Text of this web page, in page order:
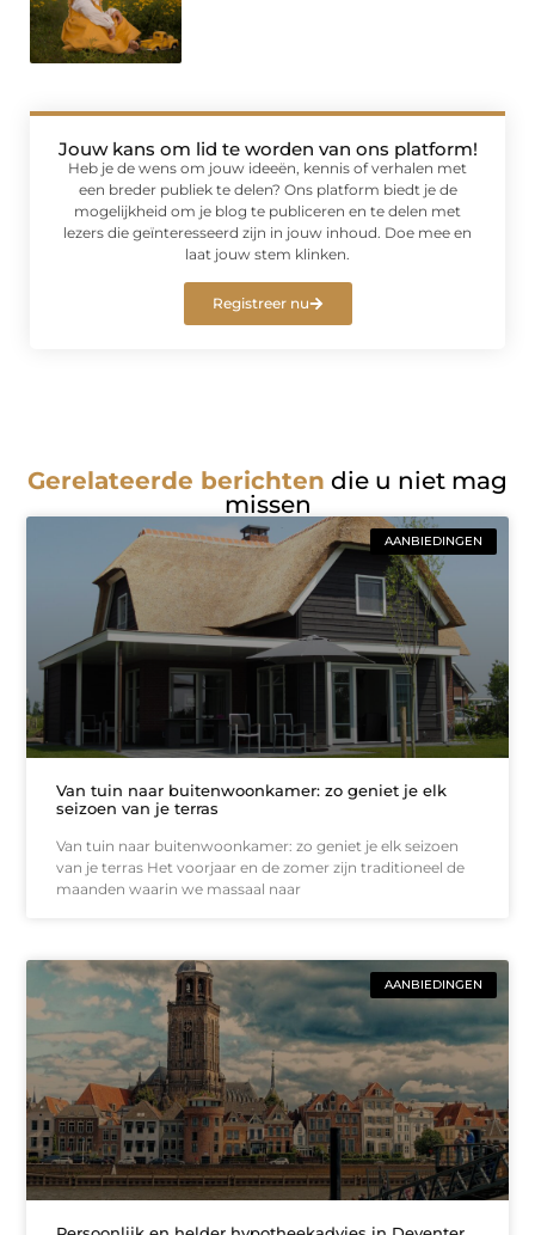
Jouw kans om lid te worden van ons platform!
Heb je de wens om jouw ideeën, kennis of verhalen met
een breder publiek te delen? Ons platform biedt je de
mogelijkheid om je blog te publiceren en te delen met
lezers die geïnteresseerd zijn in jouw inhoud. Doe mee en
laat jouw stem klinken.
Registreer nu
Gerelateerde berichten die u niet mag
missen
AANBIEDINGEN
Van tuin naar buitenwoonkamer: zo geniet je elk
seizoen van je terras
Van tuin naar buitenwoonkamer: zo geniet je elk seizoen
van je terras Het voorjaar en de zomer zijn traditioneel de
maanden waarin we massaal naar
AANBIEDINGEN